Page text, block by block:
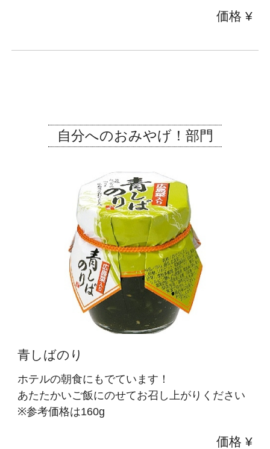
価格 ¥
自分へのおみやげ！部門
青しばのり
ホテルの朝食にもでています！
あたたかいご飯にのせてお召し上がりください
※参考価格は160g
価格 ¥